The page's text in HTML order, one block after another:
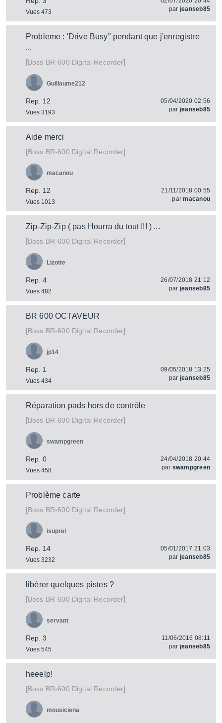
Vues 473
par jeanseb85
Probleme : 'Drive Busy" pendant que j'enregistre
...
[Boss BR-600 Digital Recorder]
Rep. 12
Vues 3193
Guillaume212
05/04/2020 02:56
par jeanseb85
Aide merci
[Boss BR-600 Digital Recorder]
Rep. 12
Vues 1013
macanou
21/11/2018 00:55
parmacanou
Zip-Zip-Zip ( pas Hourra du tout !!! ) ...
[Boss BR-600 Digital Recorder]
Rep. 4
Vues 482
Lizotte
26/07/2018 21:12
par jeanseb85
BR 600 OCTAVEUR
[Boss BR-600 Digital Recorder]
Rep. 1
Vues 434
jp14
09/05/2018 13:25
par jeanseb85
Réparation pads hors de contrôle
[Boss BR-600 Digital Recorder]
Rep. 0
Vues 458
swampgreen
24/04/2018 20:44
par swampgreen
Problème carte
[Boss BR-600 Digital Recorder]
Rep. 14
Vues 3232
isuprel
05/01/2017 21:03
par jeanseb85
libérer quelques pistes ?
[Boss BR-600 Digital Recorder]
Rep. 3
Vues 545
servant
11/06/2016 08:11
par jeanseb85
heeelp!
[Boss BR-600 Digital Recorder]
mousiciena